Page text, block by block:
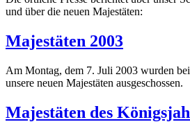
und über die neuen Majestäten:
Majestäten 2003
Am Montag, dem 7. Juli 2003 wurden
unsere neuen Majestäten ausgeschossen.
Majestäten des